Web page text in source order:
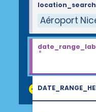
Aéroport
*